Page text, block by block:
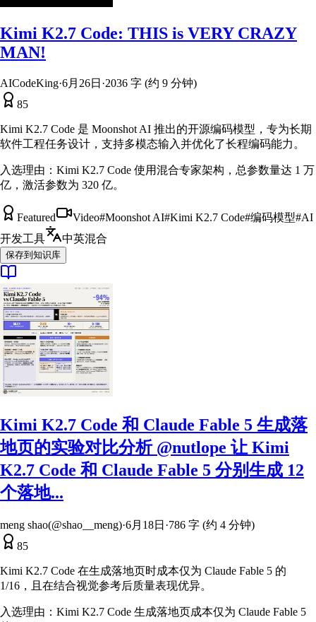
Kimi K2.7 Code: THIS is VERY CRAZY
MAN!
AICodeKing·6月26日 ·2036 字 (约 9 分钟)
85
Kimi K2.7 Code 是 Moonshot AI 推出的开源编码模型，专为长期
软件工程任务设计，支持多模态输入并优化了长程编码能力。
入选理由： Kimi K2.7 Code 使用混合专家架构，总参数量达 1 万
亿，激活参数为 320 亿。
Featured Video#Moonshot AI#Kimi K2.7 Code#编码模型#AI
开发工具
中英混合
保存到知识库
Kimi K2.7 Code 和 Claude Fable 5 生成落
地页的实验对比分析 @nutlope 让 Kimi
K2.7 Code 和 Claude Fable 5 分别生成 12
个落地...
meng shao(@shao__meng)·6月18日 ·786 字 (约 4 分钟)
85
Kimi K2.7 Code 在生成落地页时成本仅为 Claude Fable 5 的
1/16，且在结合视觉参考后质量表现优异。
入选理由： Kimi K2.7 Code 生成落地页成本仅为 Claude Fable 5